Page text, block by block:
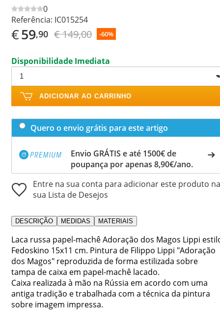
0
Referência: IC015254
€59,90 € 149,00 -60%
Disponibilidade Imediata
ADICIONAR AO CARRINHO
Quero o envio grátis para este artigo
Envio GRÁTIS e até 1500€ de
poupança por apenas 8,90€/ano.
Entre na sua conta para adicionar este produto na
sua Lista de Desejos
DESCRIÇÃO MEDIDAS MATERIAIS
Laca russa papel-machê Adoração dos Magos Lippi
Fedoskino 15x11 cm. Pintura de Filippo Lippi "Adoração
dos Magos" reproduzida de forma estilizada sobre
tampa de caixa em papel-machê lacado.
Caixa realizada à mão na Rússia em acordo com uma
antiga tradição e trabalhada com a técnica da pintura
sobre imagem impressa.